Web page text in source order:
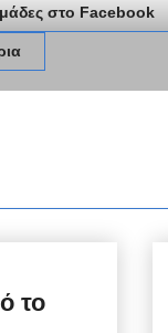
στο Facebook
το